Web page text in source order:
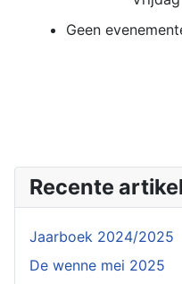
Geen
Recente
Jaarboek 2024/2025
De wenne mei 2025